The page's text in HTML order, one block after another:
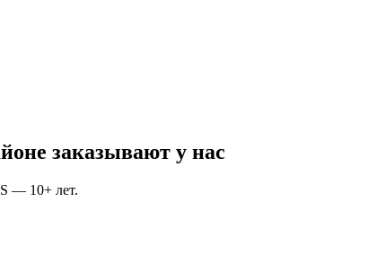
заказывают у нас
— 10+ лет.